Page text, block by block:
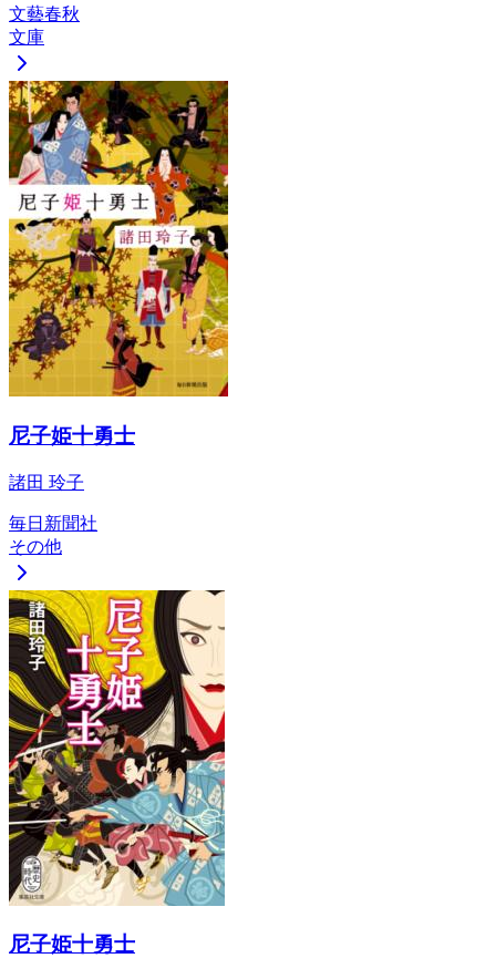
文藝春秋
文庫
尼子姫十勇士
諸田 玲子
毎日新聞社
その他
尼子姫十勇士